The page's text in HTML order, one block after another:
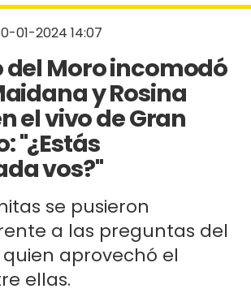
01-2024 14:07
del Moro incomodó
y Rosina
el vivo de Gran
"¿Estás
vos?"
se pusieron
a las preguntas del
aprovechó el
ellas.